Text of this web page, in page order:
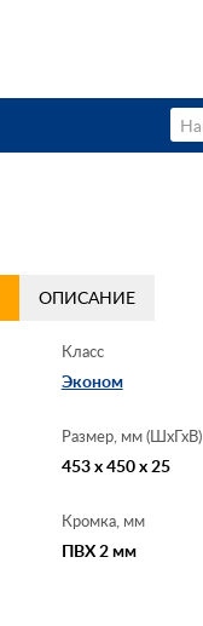
ОПИСАНИЕ
Класс
Эконом
Размер, мм (ШхГхВ)
453 x 450 x 25
Кромка, мм
ПВХ 2 мм